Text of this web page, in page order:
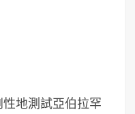
地測試亞伯拉罕